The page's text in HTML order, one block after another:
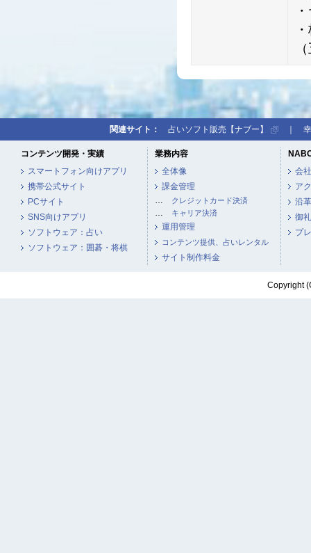
関連サイト： 占いソフト販売【ナブー】
コンテンツ開発・実績
スマートフォン向けアプリ
携帯公式サイト
PCサイト
SNS向けアプリ
ソフトウェア：占い
ソフトウェア：囲碁・将棋
業務内容
全体像
課金管理
…
クレジットカード決済
… キャリア決済
運用管理
コンテンツ提供、占いレンタル
サイト制作料金
会
ア
沿革
御礼
プ
Copyright